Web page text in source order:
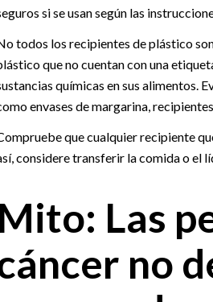
si se usan según las
todos los recipientes de plástico
que no cuentan con una
químicas en sus alimentos.
envases de margarina,
que cualquier recipiente
considere transferir la comida o el
Mito: Las
no